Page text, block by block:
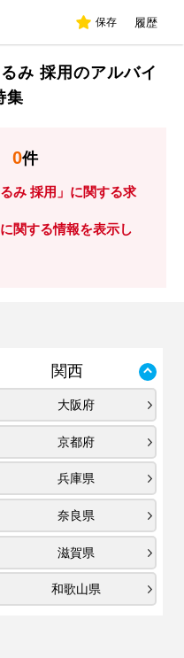
保存 履歴
み 採用のアルバイ
集
0件
み 採用」に関する求
関する情報を表示し
関西
大阪府
京都府
兵庫県
奈良県
滋賀県
和歌山県